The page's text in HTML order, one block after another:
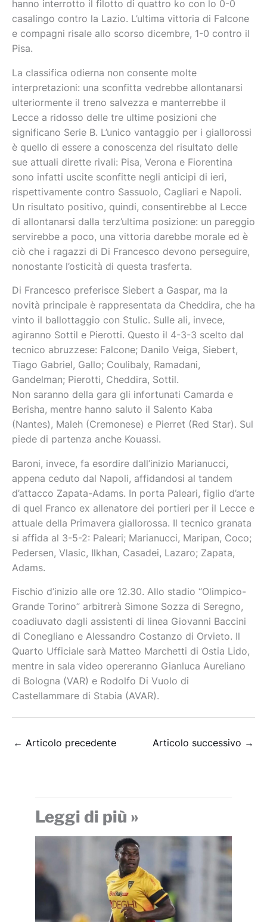
hanno interrotto il filotto di quattro ko con lo 0-0
casalingo contro la Lazio. L’ultima vittoria di Falcone
e compagni risale allo scorso dicembre, 1-0 contro il
Pisa.
La classifica odierna non consente molte
interpretazioni: una sconfitta vedrebbe allontanarsi
ulteriormente il treno salvezza e manterrebbe il
Lecce a ridosso delle tre ultime posizioni che
significano Serie B. L’unico vantaggio per i giallorossi
è quello di essere a conoscenza del risultato delle
sue attuali dirette rivali: Pisa, Verona e Fiorentina
sono infatti uscite sconfitte negli anticipi di ieri,
rispettivamente contro Sassuolo, Cagliari e Napoli.
Un risultato positivo, quindi, consentirebbe al Lecce
di allontanarsi dalla terz’ultima posizione: un pareggio
servirebbe a poco, una vittoria darebbe morale ed è
ciò che i ragazzi di Di Francesco devono perseguire,
nonostante l’osticità di questa trasferta.
Di Francesco preferisce Siebert a Gaspar, ma la
novità principale è rappresentata da Cheddira, che ha
vinto il ballottaggio con Stulic. Sulle ali, invece,
agiranno Sottil e Pierotti. Questo il 4-3-3 scelto dal
tecnico abruzzese: Falcone; Danilo Veiga, Siebert,
Tiago Gabriel, Gallo; Coulibaly, Ramadani,
Gandelman; Pierotti, Cheddira, Sottil.
Non saranno della gara gli infortunati Camarda e
Berisha, mentre hanno saluto il Salento Kaba
(Nantes), Maleh (Cremonese) e Pierret (Red Star). Sul
piede di partenza anche Kouassi.
Baroni, invece, fa esordire dall’inizio Marianucci,
appena ceduto dal Napoli, affidandosi al tandem
d’attacco Zapata-Adams. In porta Paleari, figlio d’arte
di quel Franco ex allenatore dei portieri per il Lecce e
attuale della Primavera giallorossa. Il tecnico granata
si affida al 3-5-2: Paleari; Marianucci, Maripan, Coco;
Pedersen, Vlasic, Ilkhan, Casadei, Lazaro; Zapata,
Adams.
Fischio d’inizio alle ore 12.30. Allo stadio “Olimpico-
Grande Torino” arbitrerà Simone Sozza di Seregno,
coadiuvato dagli assistenti di linea Giovanni Baccini
di Conegliano e Alessandro Costanzo di Orvieto. Il
Quarto Ufficiale sarà Matteo Marchetti di Ostia Lido,
mentre in sala video opereranno Gianluca Aureliano
di Bologna (VAR) e Rodolfo Di Vuolo di
Castellammare di Stabia (AVAR).
← Articolo precedente Articolo successivo →
Leggi di più »